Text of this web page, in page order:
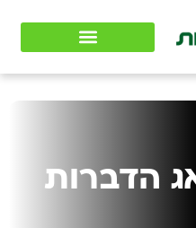
הדברות